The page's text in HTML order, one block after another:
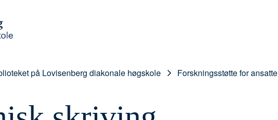
på Lovisenberg diakonale høgskole Forskningsstøtte for ansatte